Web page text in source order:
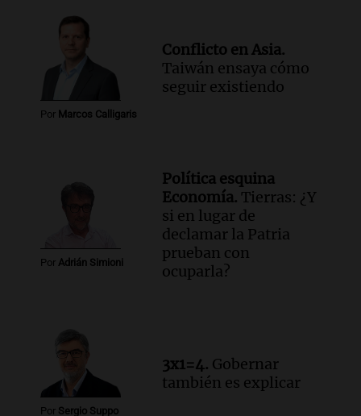
ley de propiedad privada
Informados al regreso
Episodios
Audio.
Debate en el Senado y protesta
en Rosario contra la ley de Propiedad
Privada.
Manifestación en Rosario contra
la ley de Propiedad Privada debatida en
el Senado.
Viva la Radio Rosario
Episodios
Luis Juez cuestionó la polémica
Informados al regreso
Episodios
Por Marcos Calligaris
Conflicto en Asia.
Taiwán ensaya cómo
seguir existiendo
Por Adrián Simioni
Política esquina
Economía. Tierras: ¿Y
si en lugar de
declamar la Patria
prueban con
ocuparla?
Por Sergio Suppo
3x1=4. Gobernar
también es explicar